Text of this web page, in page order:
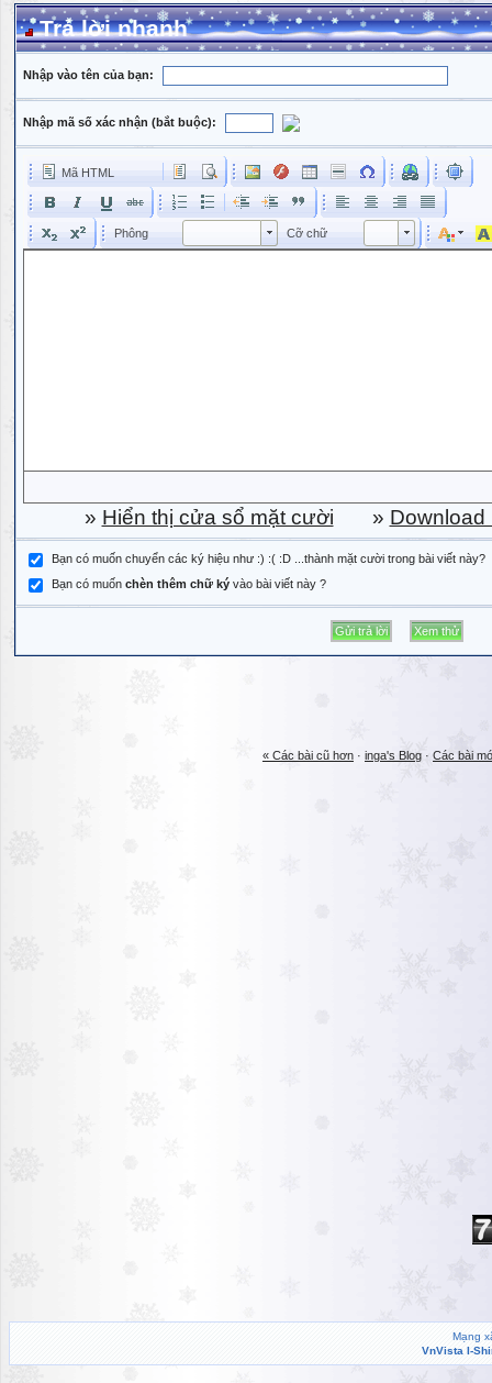
Trả lời nhanh
Nhập vào tên của bạn:
Nhập mã số xác nhận (bắt buộc):
Mã HTML
Phông Phông Cỡ chữ Kích cỡ phông
» Hiển thị cửa sổ mặt cười » Download
Bạn có muốn chuyển các ký hiệu như :) :( :D ...thành mặt cười trong bài viết này?
Bạn có muốn chèn thêm chữ ký vào bài viết này ?
« Các bài cũ hơn · inga's Blog · Các bài
Mạng
VnVista I-